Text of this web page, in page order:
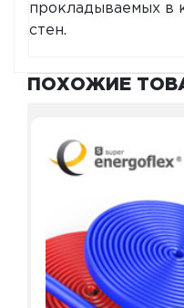
прокладываемых в
стен.
ПОХОЖИЕ